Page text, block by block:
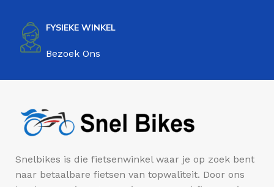
FYSIEKE WINKEL
Bezoek Ons
Snelbikes is die fietsenwinkel waar je op zoek bent
naar betaalbare fietsen van topwaliteit. Door ons